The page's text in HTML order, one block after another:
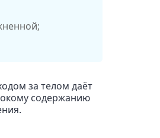
за телом даёт
содержанию